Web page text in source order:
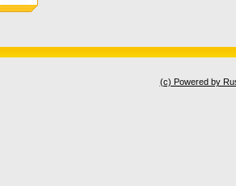
(c) Powered by